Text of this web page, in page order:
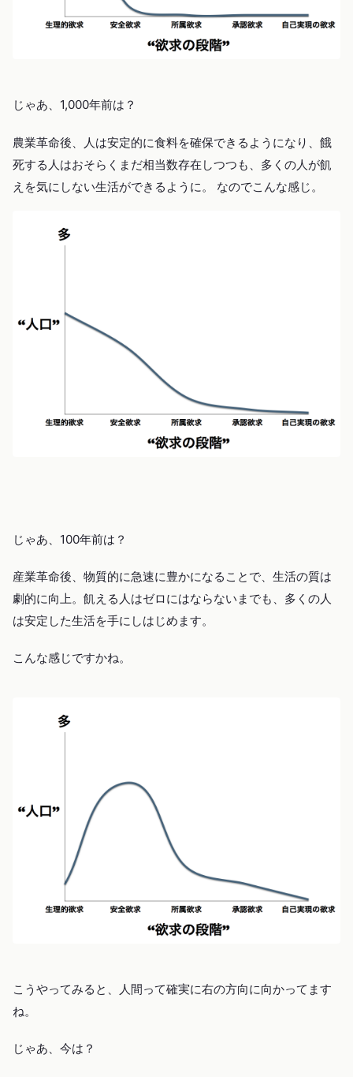
じゃあ、1,000年前は？
農業革命後、人は安定的に食料を確保できるようになり、餓
死する人はおそらくまだ相当数存在しつつも、多くの人が飢
えを気にしない生活ができるように。 なのでこんな感じ。
じゃあ、100年前は？
産業革命後、物質的に急速に豊かになることで、生活の質は
劇的に向上。飢える人はゼロにはならないまでも、多くの人
は安定した生活を手にしはじめます。
こんな感じですかね。
こうやってみると、人間って確実に右の方向に向かってます
ね。
じゃあ、今は？